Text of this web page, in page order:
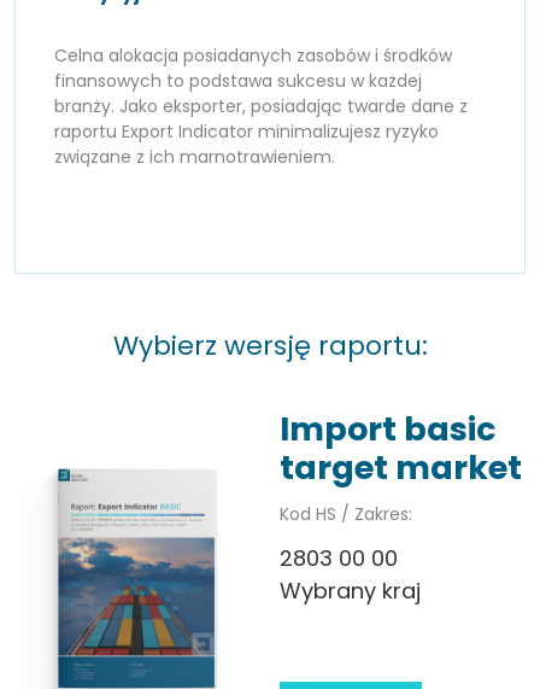
Celna alokacja posiadanych zasobów i środków
finansowych to podstawa sukcesu w każdej
branży. Jako eksporter, posiadając twarde dane z
raportu Export Indicator minimalizujesz ryzyko
związane z ich marnotrawieniem.
Wybierz wersję raportu:
Import basic
target market
Kod HS / Zakres:
2803 00 00
Wybrany kraj